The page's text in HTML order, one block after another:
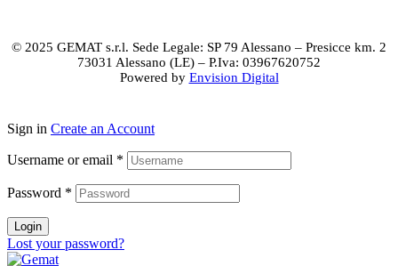
© 2025 GEMAT s.r.l. Sede Legale: SP 79 Alessano – Presicce km. 2
73031 Alessano (LE) – P.Iva: 03967620752
Powered by Envision Digital
Sign in Create an Account
Username or email *
Password *
Login
Lost your password?